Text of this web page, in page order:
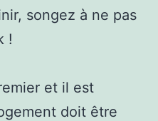
songez à ne pas
!
et il est
doit être